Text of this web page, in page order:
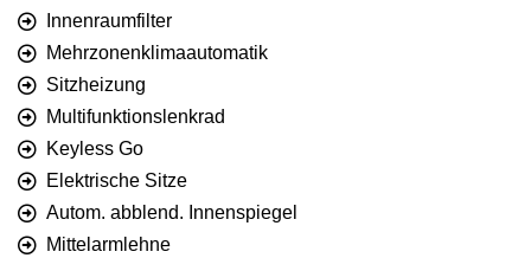
Innenraumfilter
Mehrzonenklimaautomatik
Sitzheizung
Multifunktionslenkrad
Keyless Go
Elektrische Sitze
Autom. abblend. Innenspiegel
Mittelarmlehne